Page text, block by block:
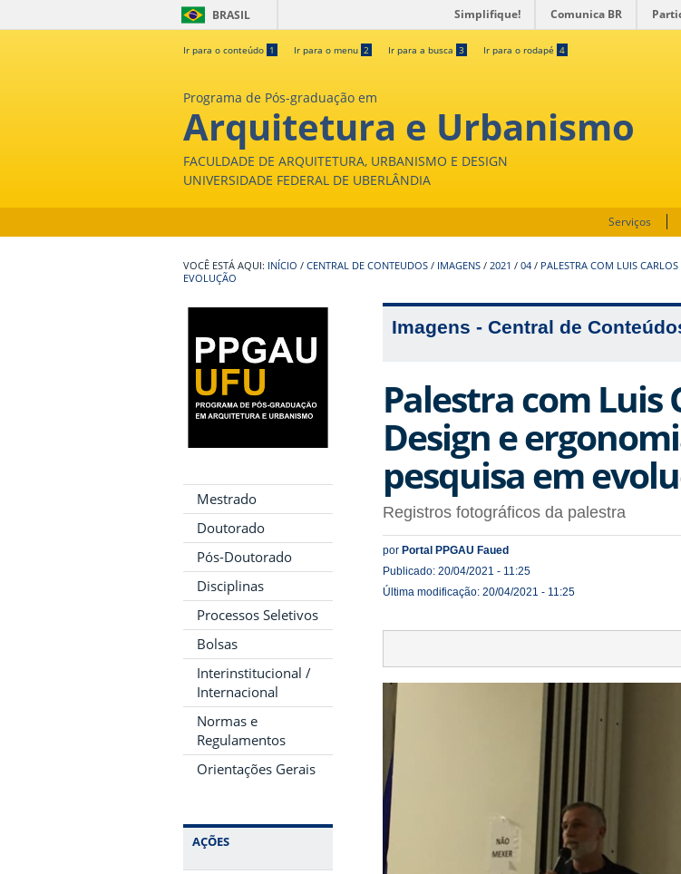
BRASIL Simplifique! Comunica BR
Ir para o conteúdo 1 Ir para o menu 2 Ir para a busca 3 Ir para o rodapé 4
Programa de Pós-graduação em
Arquitetura e Urbanismo
FACULDADE DE ARQUITETURA, URBANISMO E DESIGN
UNIVERSIDADE FEDERAL DE UBERLÂNDIA
Serviços
INÍCIO / CENTRAL DE CONTEUDOS / IMAGENS / 2021 / 04 / PALESTRA COM LUIS
EVOLUÇÃO
Mestrado
Doutorado
Pós-Doutorado
Disciplinas
Processos Seletivos
Bolsas
Interinstitucional /
Internacional
Normas e
Regulamentos
Orientações Gerais
AÇÕES
Imagens - Central de
Palestra com Luis
Design e
pesquisa em
Registros fotográficos da palestra
por Portal PPGAU Faued
Publicado: 20/04/2021 - 11:25
Última modificação: 20/04/2021 - 11:25